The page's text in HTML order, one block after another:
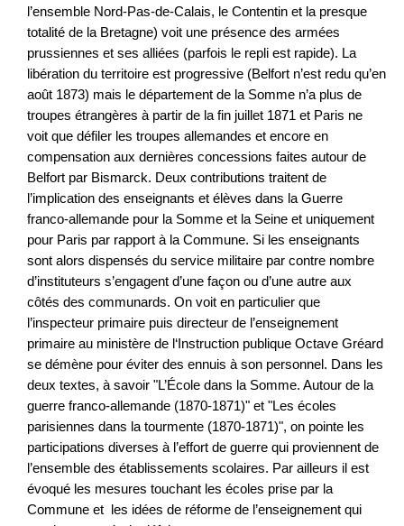
l’ensemble Nord-Pas-de-Calais, le Contentin et la presque
totalité de la Bretagne) voit une présence des armées
prussiennes et ses alliées (parfois le repli est rapide). La
libération du territoire est progressive (Belfort n’est redu qu’en
août 1873) mais le département de la Somme n’a plus de
troupes étrangères à partir de la fin juillet 1871 et Paris ne
voit que défiler les troupes allemandes et encore en
compensation aux dernières concessions faites autour de
Belfort par Bismarck. Deux contributions traitent de
l’implication des enseignants et élèves dans la Guerre
franco-allemande pour la Somme et la Seine et uniquement
pour Paris par rapport à la Commune. Si les enseignants
sont alors dispensés du service militaire par contre nombre
d’instituteurs s’engagent d’une façon ou d’une autre aux
côtés des communards. On voit en particulier que
l’inspecteur primaire puis directeur de l’enseignement
primaire au ministère de l‘Instruction publique Octave Gréard
se démène pour éviter des ennuis à son personnel. Dans les
deux textes, à savoir "L’École dans la Somme. Autour de la
guerre franco-allemande (1870-1871)" et "Les écoles
parisiennes dans la tourmente (1870-1871)", on pointe les
participations diverses à l’effort de guerre qui proviennent de
l’ensemble des établissements scolaires. Par ailleurs il est
évoqué les mesures touchant les écoles prise par la
Commune et les idées de réforme de l’enseignement qui